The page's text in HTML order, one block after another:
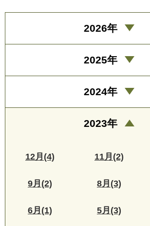
2026年
2025年
2024年
2023年
12月(4) 11月(2)
9月(2) 8月(3)
6月(1) 5月(3)